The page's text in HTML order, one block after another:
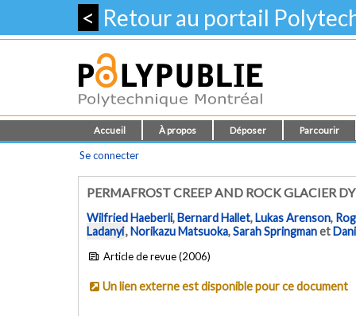
< Retour au portail
Accueil À propos Déposer Parcourir
Se connecter
PERMAFROST CREEP AND ROCK GLACIER
Wilfried Haeberli,Bernard Hallet,Lukas Arenson,
Ladanyi,Norikazu Matsuoka,Sarah Springmanet
Article de revue (2006)
Un lien externe est disponible pour ce document